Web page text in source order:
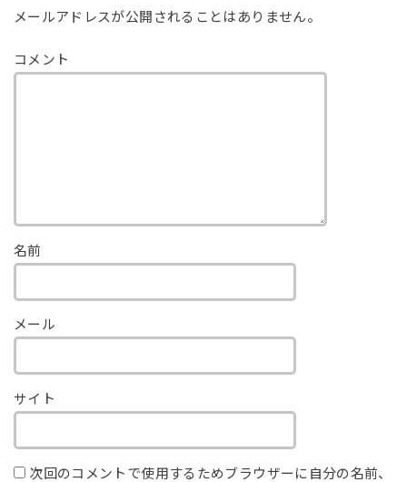
メールアドレスが公開されることはありません。
コメント
名前
メール
サイト
次回のコメントで使用するためブラウザーに自分の名前、